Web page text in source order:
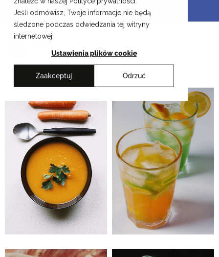
Jeśli odmówisz, Twoje informacje nie będą
śledzone podczas odwiedzania tej witryny
internetowej.
Ustawienia plików cookie
Zaakceptuj Odrzuć
Przejdź
treści
Krakowskie Szkoły Artystyczne
EN
Fotografia kulinarna